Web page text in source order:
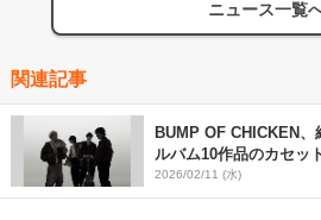
ニュース一覧
関連記事
BUMP OF CHICKEN
ルバム10作品のカセ
アーの追加公演を発表
2026/02/11 (水)